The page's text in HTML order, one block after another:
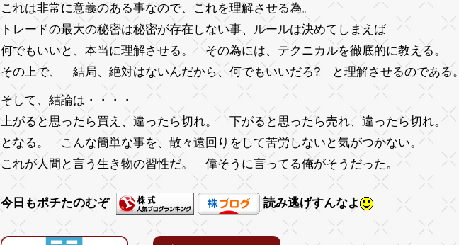
これは非常に意義のある事なので、これを理解させる為。
トレードの最大の秘密は秘密が存在しない事、ルールは決めてしまえば
何でもいいと、本当に理解させる。 その為には、テクニカルを徹底的に教える。
その上で、 結局、絶対はないんだから、何でもいいだろ? と理解させるのである。
そして、結論は・・・・
上がると思ったら買え、違ったら切れ。 下がると思ったら売れ、違ったら切れ。
となる。 こんな簡単な事を、散々遠回りをして苦労しないと気がつかない。
これが人間と言う生き物の習性だ。 偉そうに言ってる俺がそうだった。
今日もポチたのむぞ 読み逃げすんなよ